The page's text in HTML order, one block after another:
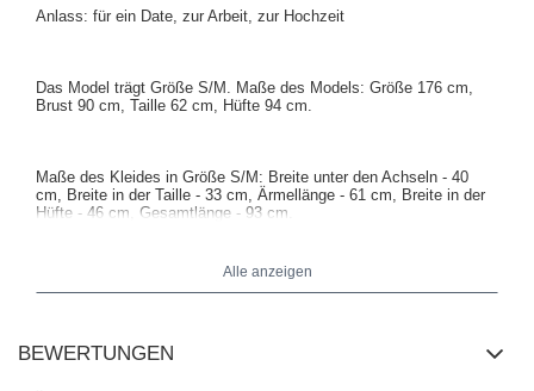
Anlass: für ein Date, zur Arbeit, zur Hochzeit
Das Model trägt Größe S/M. Maße des Models: Größe 176 cm,
Brust 90 cm, Taille 62 cm, Hüfte 94 cm.
Maße des Kleides in Größe S/M: Breite unter den Achseln - 40
cm, Breite in der Taille - 33 cm, Ärmellänge - 61 cm, Breite in der
Hüfte - 46 cm, Gesamtlänge - 93 cm.
Alle anzeigen
BEWERTUNGEN